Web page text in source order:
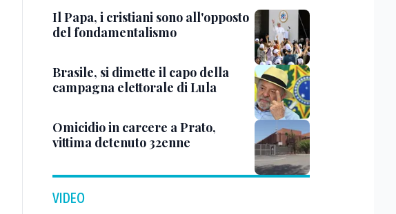
Il Papa, i cristiani sono all'opposto
del fondamentalismo
Brasile, si dimette il capo della
campagna elettorale di Lula
Omicidio in carcere a Prato,
vittima detenuto 32enne
VIDEO